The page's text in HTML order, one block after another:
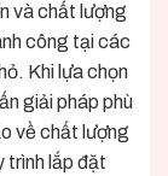
và chất lượng
công tại các
Khi lựa chọn
giải pháp phù
về chất lượng
trình lắp đặt